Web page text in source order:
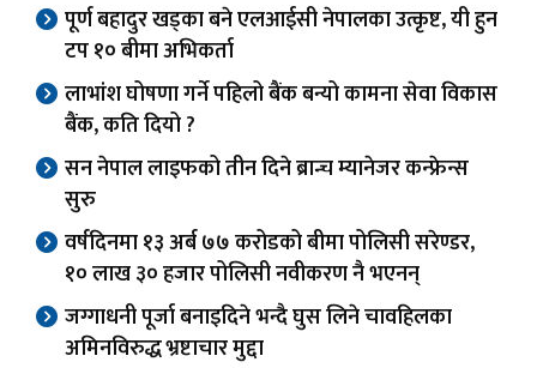
पूर्ण बहादुर खड्का बने एलआईसी नेपालका उत्कृष्ट, यी हुन
टप १० बीमा अभिकर्ता
लाभांश घोषणा गर्ने पहिलो बैंक बन्यो कामना सेवा विकास
बैंक, कति दियो ?
सन नेपाल लाइफको तीन दिने ब्रान्च म्यानेजर कन्फ्रेन्स
सुरु
वर्षदिनमा १३ अर्ब ७७ करोडको बीमा पोलिसी सरेण्डर,
१० लाख ३० हजार पोलिसी नवीकरण नै भएनन्
जग्गाधनी पूर्जा बनाइदिने भन्दै घुस लिने चावहिलका
अमिनविरुद्ध भ्रष्टाचार मुद्दा